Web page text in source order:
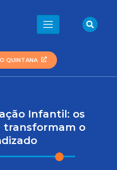
QUINTANA
Infantil: os
transformam o